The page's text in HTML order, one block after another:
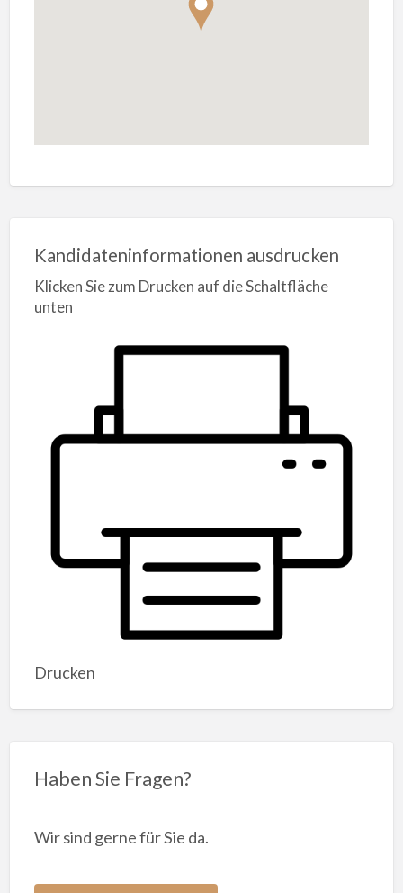
Kandidateninformationen ausdrucken
Klicken Sie zum Drucken auf die Schaltfläche
unten
Drucken
Haben Sie Fragen?
Wir sind gerne für Sie da.